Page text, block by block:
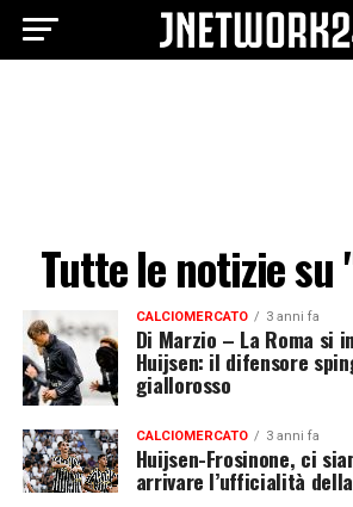
Tutte le notizie su
CALCIOMERCATO 3 anni fa
Di Marzio – La Roma si
Huijsen: il difensore
giallorosso
CALCIOMERCATO 3 anni fa
Huijsen-Frosinone, ci
arrivare l’ufficialità